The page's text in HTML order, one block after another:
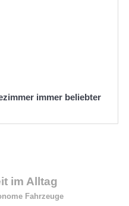
immer beliebter
im Alltag
Fahrzeuge